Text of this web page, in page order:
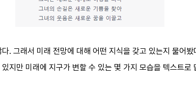
. 그래서 미래 전망에 대해 어떤 지식을 갖고 있는지 물어
지만 미래에 지구가 변할 수 있는 몇 가지 모습을 텍스트로